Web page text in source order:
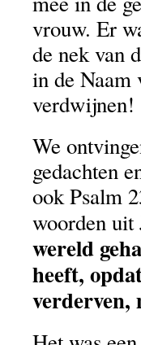
vrouw. Er
de nek van
in de Naam
verdwijnen!
We
gedachten
ook Psalm
woorden uit
wereld
heeft,
verderven,